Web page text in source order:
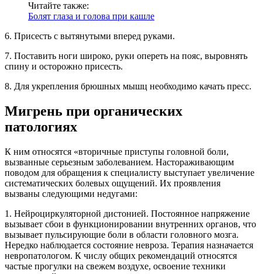
Читайте также:
Болят глаза и голова при кашле
6. Присесть с вытянутыми вперед руками.
7. Поставить ноги широко, руки опереть на пояс, выровнять
спину и осторожно присесть.
8. Для укрепления брюшных мышц необходимо качать пресс.
Мигрень при органических
патологиях
К ним относятся «вторичные приступы головной боли,
вызванные серьезным заболеванием. Настораживающим
поводом для обращения к специалисту выступает увеличение
систематических болевых ощущений. Их проявления
вызваны следующими недугами:
1. Нейроциркуляторной дистонией. Постоянное напряжение
вызывает сбои в функционировании внутренних органов, что
вызывает пульсирующие боли в области головного мозга.
Нередко наблюдается состояние невроза. Терапия назначается
невропатологом. К числу общих рекомендаций относятся
частые прогулки на свежем воздухе, освоение техники